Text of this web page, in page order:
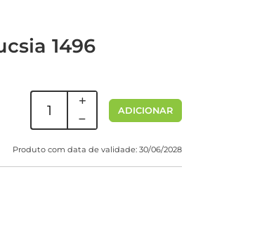
1496
ADICIONAR
Produto com data de validade: 30/06/2028